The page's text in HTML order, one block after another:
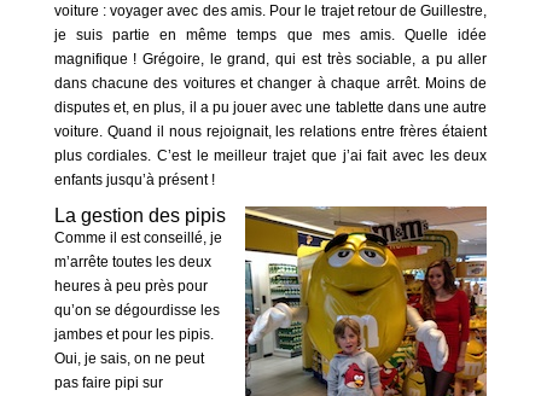
voiture : voyager avec des amis. Pour le trajet retour de Guillestre,
je suis partie en même temps que mes amis. Quelle idée
magnifique ! Grégoire, le grand, qui est très sociable, a pu aller
dans chacune des voitures et changer à chaque arrêt. Moins de
disputes et, en plus, il a pu jouer avec une tablette dans une autre
voiture. Quand il nous rejoignait, les relations entre frères étaient
plus cordiales. C’est le meilleur trajet que j’ai fait avec les deux
enfants jusqu’à présent !
La gestion des pipis
Comme il est conseillé, je
m’arrête toutes les deux
heures à peu près pour
qu’on se dégourdisse les
jambes et pour les pipis.
Oui, je sais, on ne peut
pas faire pipi sur